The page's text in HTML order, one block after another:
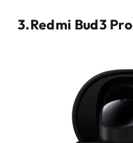
3.Redmi Bud3 Pro